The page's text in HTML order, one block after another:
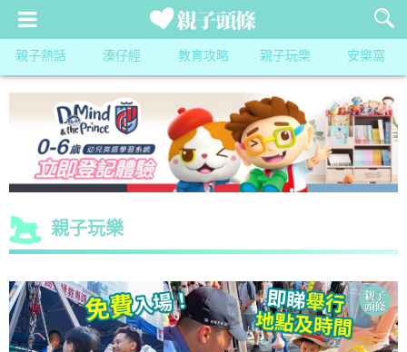
親子熱話 湊仔經 教育攻略 親子玩樂 安樂窩
親子玩樂